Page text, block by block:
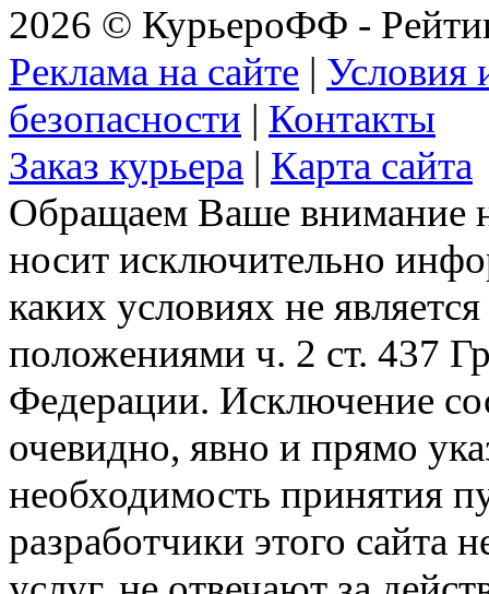
2026 © КурьероФФ -
Реклама на сайте | Условия
безопасности | Контакты
Заказ курьера | Карта сайта
Обращаем Ваше внимание
носит исключительно
каких условиях не
положениями ч. 2 ст. 437
Федерации. Исключение
очевидно, явно и прямо
необходимость принятия
разработчики этого сайта